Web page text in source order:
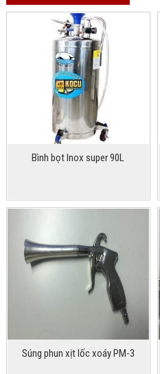
Bình bọt Inox super 90L
Súng phun xịt lốc xoáy PM-3